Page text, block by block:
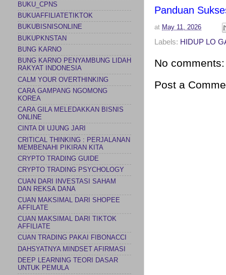
Panduan
at May 11, 2026
Labels: HIDUP LO
No comments:
Post a
BUKU_CPNS
BUKUAFFILIATETIKTOK
BUKUBISNISONLINE
BUKUPKNSTAN
BUNG KARNO
BUNG KARNO PENYAMBUNG LIDAH
RAKYAT INDONESIA
CALM YOUR OVERTHINKING
CARA GAMPANG NGOMONG
KOREA
CARA GILA MELEDAKKAN BISNIS
ONLINE
CINTA DI UJUNG JARI
CRITICAL THINKING : PERJALANAN
MEMBENAHI PIKIRAN KITA
CRYPTO TRADING GUIDE
CRYPTO TRADING PSYCHOLOGY
CUAN DARI INVESTASI SAHAM
DAN REKSA DANA
CUAN MAKSIMAL DARI SHOPEE
AFFILATE
CUAN MAKSIMAL DARI TIKTOK
AFFILIATE
CUAN TRADING PAKAI FIBONACCI
DAHSYATNYA MINDSET AFIRMASI
DEEP LEARNING TEORI DASAR
UNTUK PEMULA